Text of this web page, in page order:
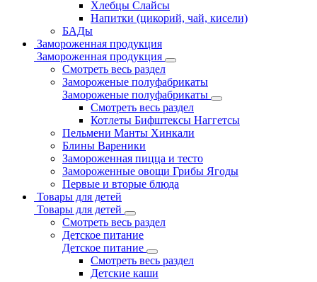
Хлебцы Слайсы
Напитки (цикорий, чай, кисели)
БАДы
Замороженная продукция
Замороженная продукция
Смотреть весь раздел
Замороженые полуфабрикаты
Замороженые полуфабрикаты
Смотреть весь раздел
Котлеты Бифштексы Наггетсы
Пельмени Манты Хинкали
Блины Вареники
Замороженная пицца и тесто
Замороженные овощи Грибы Ягоды
Первые и вторые блюда
Товары для детей
Товары для детей
Смотреть весь раздел
Детское питание
Детское питание
Смотреть весь раздел
Детские каши